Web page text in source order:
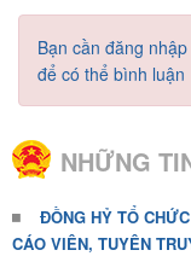
Bạn cần đăng
để có thể bình luận
NHỮNG
ĐỒNG HỶ TỔ
CÁO VIÊN, TUYÊN